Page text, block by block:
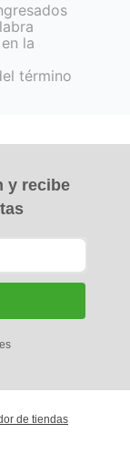
la
término
y recibe
de tiendas